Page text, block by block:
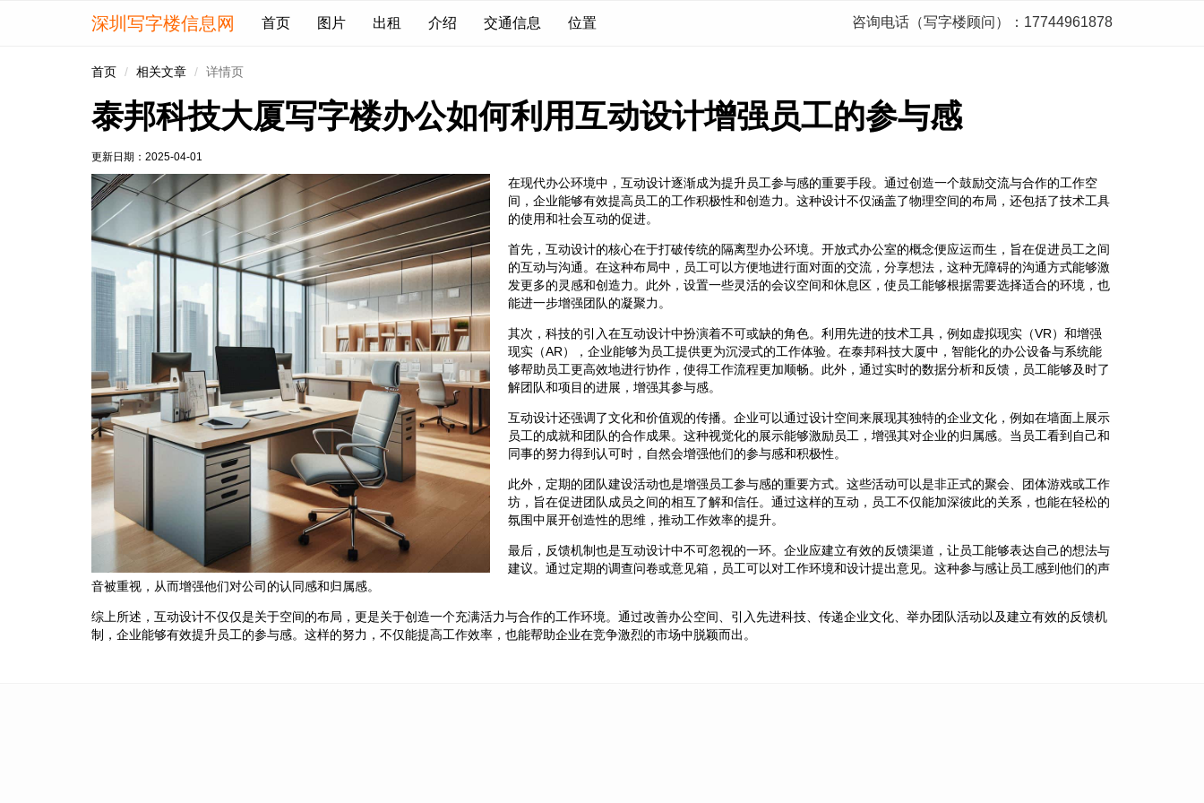
深圳写字楼信息网 首页 图片 出租 介绍 交通信息 位置 咨询电话（写字楼顾问）：17744961878
首页 相关文章 详情页
泰邦科技大厦写字楼办公如何利用互动设计增强员工的参与感
更新日期： 2025-04-01
在现代办公环境中，互动设计逐渐成为提升员工参与感的重要手段。通过创造一个鼓励交流与合作的工作空
间，企业能够有效提高员工的工作积极性和创造力。这种设计不仅涵盖了物理空间的布局，还包括了技术工具
的使用和社会互动的促进。
首先，互动设计的核心在于打破传统的隔离型办公环境。开放式办公室的概念便应运而生，旨在促进员工之间
的互动与沟通。在这种布局中，员工可以方便地进行面对面的交流，分享想法，这种无障碍的沟通方式能够激
发更多的灵感和创造力。此外，设置一些灵活的会议空间和休息区，使员工能够根据需要选择适合的环境，也
能进一步增强团队的凝聚力。
其次，科技的引入在互动设计中扮演着不可或缺的角色。利用先进的技术工具，例如虚拟现实（VR）和增强
现实（AR），企业能够为员工提供更为沉浸式的工作体验。在泰邦科技大厦中，智能化的办公设备与系统能
够帮助员工更高效地进行协作，使得工作流程更加顺畅。此外，通过实时的数据分析和反馈，员工能够及时了
解团队和项目的进展，增强其参与感。
互动设计还强调了文化和价值观的传播。企业可以通过设计空间来展现其独特的企业文化，例如在墙面上展示
员工的成就和团队的合作成果。这种视觉化的展示能够激励员工，增强其对企业的归属感。当员工看到自己和
同事的努力得到认可时，自然会增强他们的参与感和积极性。
此外，定期的团队建设活动也是增强员工参与感的重要方式。这些活动可以是非正式的聚会、团体游戏或工作
坊，旨在促进团队成员之间的相互了解和信任。通过这样的互动，员工不仅能加深彼此的关系，也能在轻松的
氛围中展开创造性的思维，推动工作效率的提升。
最后，反馈机制也是互动设计中不可忽视的一环。企业应建立有效的反馈渠道，让员工能够表达自己的想法与
建议。通过定期的调查问卷或意见箱，员工可以对工作环境和设计提出意见。这种参与感让员工感到他们的声
音被重视，从而增强他们对公司的认同感和归属感。
综上所述，互动设计不仅仅是关于空间的布局，更是关于创造一个充满活力与合作的工作环境。通过改善办公空间、引入先进科技、传递企业文化、举办团队活动以及建立有效的反馈机
制，企业能够有效提升员工的参与感。这样的努力，不仅能提高工作效率，也能帮助企业在竞争激烈的市场中脱颖而出。